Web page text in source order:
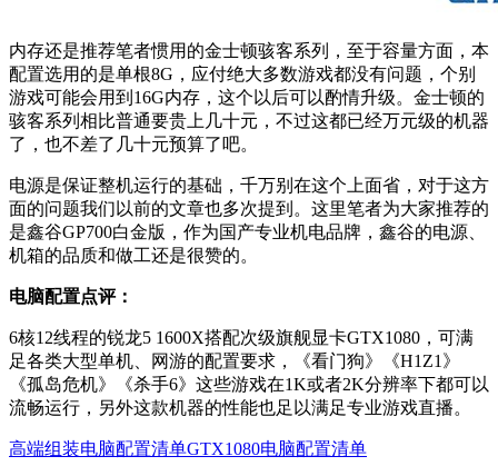
内存还是推荐笔者惯用的金士顿骇客系列，至于容量方面，本
配置选用的是单根8G，应付绝大多数游戏都没有问题，个别
游戏可能会用到16G内存，这个以后可以酌情升级。金士顿的
骇客系列相比普通要贵上几十元，不过这都已经万元级的机器
了，也不差了几十元预算了吧。
电源是保证整机运行的基础，千万别在这个上面省，对于这方
面的问题我们以前的文章也多次提到。这里笔者为大家推荐的
是鑫谷GP700白金版，作为国产专业机电品牌，鑫谷的电源、
机箱的品质和做工还是很赞的。
电脑配置点评：
6核12线程的锐龙5 1600X搭配次级旗舰显卡GTX1080，可满
足各类大型单机、网游的配置要求，《看门狗》《H1Z1》
《孤岛危机》《杀手6》这些游戏在1K或者2K分辨率下都可以
流畅运行，另外这款机器的性能也足以满足专业游戏直播。
高端组装电脑配置清单GTX1080电脑配置清单